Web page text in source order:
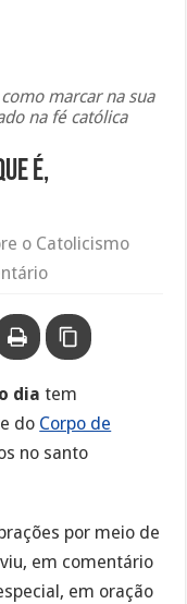
marcar na sua
na fé católica
é,
o Catolicismo
dia tem
do Corpo de
no santo
por meio de
em comentário
em oração